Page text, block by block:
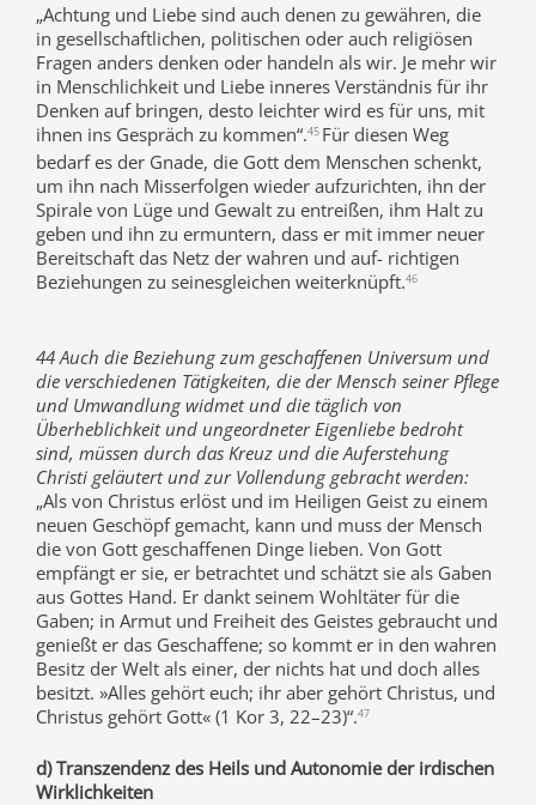
„Achtung und Liebe sind auch denen zu gewähren, die
in gesellschaftlichen, politischen oder auch religiösen
Fragen anders denken oder handeln als wir. Je mehr wir
in Menschlichkeit und Liebe inneres Verständnis für ihr
Denken auf bringen, desto leichter wird es für uns, mit
ihnen ins Gespräch zu kommen“.45 Für diesen Weg
bedarf es der Gnade, die Gott dem Menschen schenkt,
um ihn nach Misserfolgen wieder aufzurichten, ihn der
Spirale von Lüge und Gewalt zu entreißen, ihm Halt zu
geben und ihn zu ermuntern, dass er mit immer neuer
Bereitschaft das Netz der wahren und auf- richtigen
Beziehungen zu seinesgleichen weiterknüpft.46
44 Auch die Beziehung zum geschaffenen Universum und
die verschiedenen Tätigkeiten, die der Mensch seiner Pflege
und Umwandlung widmet und die täglich von
Überheblichkeit und ungeordneter Eigenliebe bedroht
sind, müssen durch das Kreuz und die Auferstehung
Christi geläutert und zur Vollendung gebracht werden:
„Als von Christus erlöst und im Heiligen Geist zu einem
neuen Geschöpf gemacht, kann und muss der Mensch
die von Gott geschaffenen Dinge lieben. Von Gott
empfängt er sie, er betrachtet und schätzt sie als Gaben
aus Gottes Hand. Er dankt seinem Wohltäter für die
Gaben; in Armut und Freiheit des Geistes gebraucht und
genießt er das Geschaffene; so kommt er in den wahren
Besitz der Welt als einer, der nichts hat und doch alles
besitzt. »Alles gehört euch; ihr aber gehört Christus, und
Christus gehört Gott« (1 Kor 3, 22–23)“.47
d) Transzendenz des Heils und Autonomie der irdischen
Wirklichkeiten